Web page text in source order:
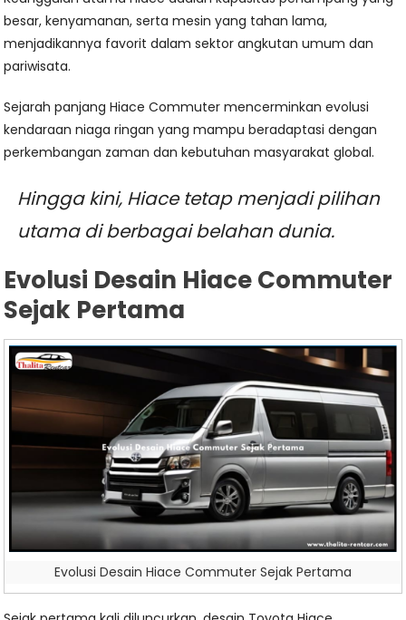
besar, kenyamanan, serta mesin yang tahan lama,
menjadikannya favorit dalam sektor angkutan umum dan
pariwisata.
Sejarah panjang Hiace Commuter mencerminkan evolusi
kendaraan niaga ringan yang mampu beradaptasi dengan
perkembangan zaman dan kebutuhan masyarakat global.
Hingga kini, Hiace tetap menjadi pilihan
utama di berbagai belahan dunia.
Evolusi Desain Hiace Commuter
Sejak Pertama
Evolusi Desain Hiace Commuter Sejak Pertama